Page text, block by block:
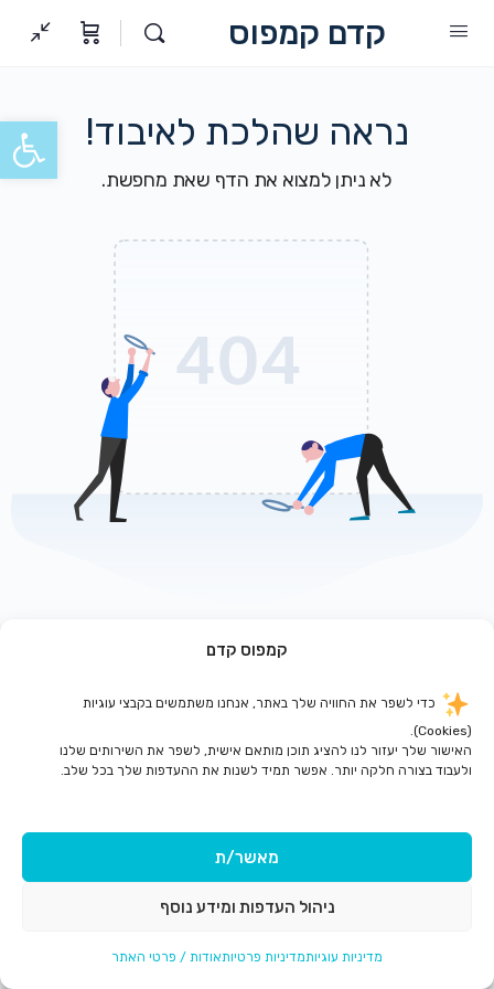
פתח
קמפוס קדם
כדי לשפר את החוויה שלך באתר, אנחנו משתמשים בקבצי עוגיות
(Cookies).
האישור שלך יעזור לנו להציג תוכן מותאם אישית, לשפר את השירותים שלנו
ולעבוד בצורה חלקה יותר. אפשר תמיד לשנות את ההעדפות שלך בכל שלב.
מאשר/ת
ניהול העדפות ומידע נוסף
מדיניות עוגיותמדיניות פרטיותאודות / פרטי האתר
קדם קמפוס
נראה שהלכת לאיבוד!
לא ניתן למצוא את הדף שאת מחפשת.